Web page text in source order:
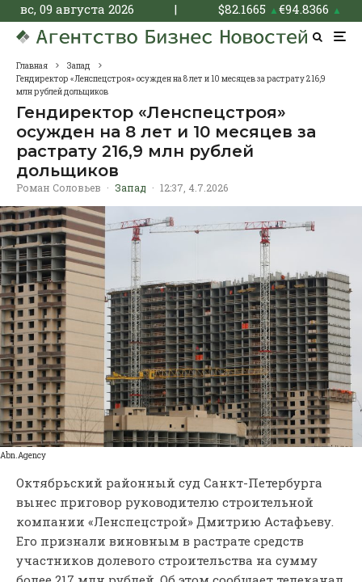
вс, 09 августа 2026 | $82.1665 ▲€94.8366 ▲
Главная
Запад
Гендиректор «Ленспецстроя» осужден на 8 лет и 10 месяцев за растрату 216,9
млн рублей дольщиков
Гендиректор «Ленспецстроя»
осужден на 8 лет и 10 месяцев за
растрату 216,9 млн рублей
дольщиков
Роман Соловьев · Запад · 12:37, 4.7.2026
Abn.Agency
Октябрьский районный суд Санкт-Петербурга
вынес приговор руководителю строительной
компании «Ленспецстрой» Дмитрию Астафьеву.
Его признали виновным в растрате средств
участников долевого строительства на сумму